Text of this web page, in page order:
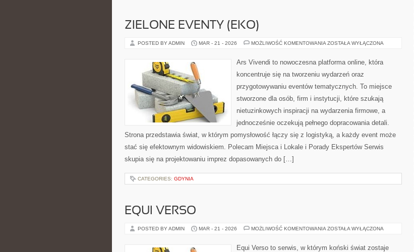
ZIELONE EVENTY (EKO)
POSTED BY ADMIN MAR - 21 - 2026 MOŻLIWOŚĆ KOMENTOWANIA ZIELONE
ZOSTAŁA WYŁĄCZONA
Ars Vivendi to nowoczesna platforma online, która
koncentruje się na tworzeniu wydarzeń oraz
przygotowywaniu eventów tematycznych. To miejsce
stworzone dla osób, firm i instytucji, które szukają
nietuzinkowych inspiracji na wydarzenia firmowe, a
jednocześnie oczekują pełnego dopracowania detali.
Strona przedstawia świat, w którym pomysłowość łączy się z logistyką, a każdy event może
stać się efektownym widowiskiem. Polecam Miejsca i Lokale i Porady Ekspertów Serwis
skupia się na projektowaniu imprez dopasowanych do […]
CATEGORIES: GDYNIA
EQUI VERSO
POSTED BY ADMIN MAR - 21 - 2026 MOŻLIWOŚĆ KOMENTOWANIA EQUI
ZOSTAŁA WYŁĄCZONA
Equi Verso to serwis, w którym koński świat zostaje